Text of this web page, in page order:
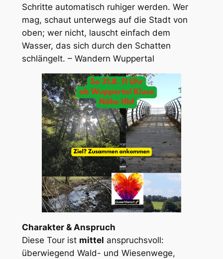
Schritte automatisch ruhiger werden. Wer
mag, schaut unterwegs auf die Stadt von
oben; wer nicht, lauscht einfach dem
Wasser, das sich durch den Schatten
schlängelt. – Wandern Wuppertal
Charakter & Anspruch
Diese Tour ist mittel anspruchsvoll:
überwiegend Wald- und Wiesenwege,